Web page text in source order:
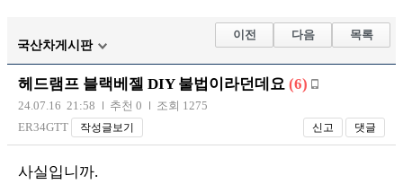
자유사진 군사/무기
트럭/버스
장착시공사진
국산차게시판
이전 다음 목록
헤드램프 블랙베젤 DIY 불법이라던데요 (6)
24.07.16 21:58 추천 0
조회 1275
ER34GTT
작성글보기 신고 댓글
사실입니까.